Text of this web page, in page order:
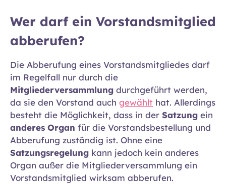
Wer darf ein Vorstandsmitglied
abberufen?
Die Abberufung eines Vorstandsmitgliedes darf
im Regelfall nur durch die
Mitgliederversammlung durchgeführt werden,
da sie den Vorstand auch gewählt hat. Allerdings
besteht die Möglichkeit, dass in der Satzung ein
anderes Organ für die Vorstandsbestellung und
Abberufung zuständig ist. Ohne eine
Satzungsregelung kann jedoch kein anderes
Organ außer die Mitgliederversammlung ein
Vorstandsmitglied wirksam abberufen.